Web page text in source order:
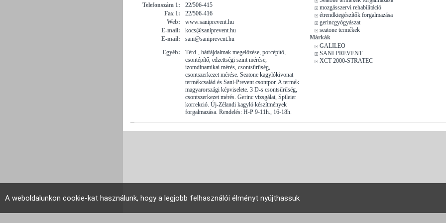
Telefonszám 1:
22/506-415
Fax 1:
22/506-416
Web:
www.saniprevent.hu
E-mail:
kocs@saniprevent.hu
E-mail:
sani@saniprevent.hu
Egyéb:
Térd-, hátfájdalmak megelőzése, porcépítő,
csontépítő, edzettségi szint mérése,
izomdinamikai mérés, csontsűrűség,
csontszerkezet mérése. Seatone kagylókivonat
termékcsalád és Sani-Prevent csontpor. A termék
magyarországi képviselete. 3 D-s csontsűrűség,
csontszerkezet mérés. Gerinc vizsgálat, Spileier
korrekció. Új-Zélandi kagyló készítmények
forgalmazása. Rendelés: H-P 9-11h., 16-18h.
mozgásszervi rehabilitáció
étrendkiegészítők forgalmazása
gerincgyógyászat
seatone termékek
Márkák
GALILEO
SANI PREVENT
XCT 2000-STRATEC
A weboldalunkon cookie-kat használunk, hogy a legjobb felhasználói élményt nyújthassuk